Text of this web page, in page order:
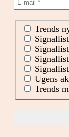
Trends
Ugens
Trends